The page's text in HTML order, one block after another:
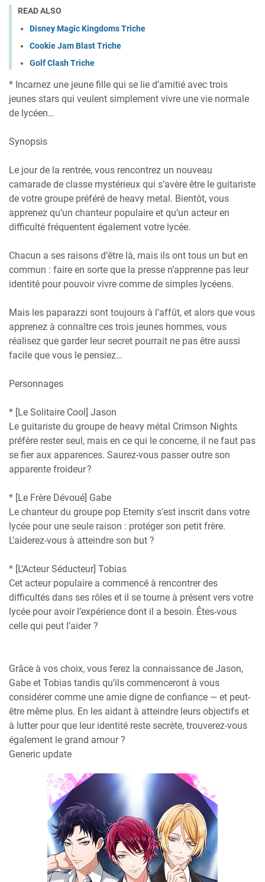
READ ALSO
Disney Magic Kingdoms Triche
Cookie Jam Blast Triche
Golf Clash Triche
* Incarnez une jeune fille qui se lie d’amitié avec trois
jeunes stars qui veulent simplement vivre une vie normale
de lycéen…
Synopsis
Le jour de la rentrée, vous rencontrez un nouveau
camarade de classe mystérieux qui s’avère être le guitariste
de votre groupe préféré de heavy metal. Bientôt, vous
apprenez qu’un chanteur populaire et qu’un acteur en
difficulté fréquentent également votre lycée.
Chacun a ses raisons d’être là, mais ils ont tous un but en
commun : faire en sorte que la presse n’apprenne pas leur
identité pour pouvoir vivre comme de simples lycéens.
Mais les paparazzi sont toujours à l’affût, et alors que vous
apprenez à connaître ces trois jeunes hommes, vous
réalisez que garder leur secret pourrait ne pas être aussi
facile que vous le pensiez…
Personnages
* [Le Solitaire Cool] Jason
Le guitariste du groupe de heavy métal Crimson Nights
préfère rester seul, mais en ce qui le concerne, il ne faut pas
se fier aux apparences. Saurez-vous passer outre son
apparente froideur ?
* [Le Frère Dévoué] Gabe
Le chanteur du groupe pop Eternity s’est inscrit dans votre
lycée pour une seule raison : protéger son petit frère.
L’aiderez-vous à atteindre son but ?
* [L’Acteur Séducteur] Tobias
Cet acteur populaire a commencé à rencontrer des
difficultés dans ses rôles et il se tourne à présent vers votre
lycée pour avoir l’expérience dont il a besoin. Êtes-vous
celle qui peut l’aider ?
Grâce à vos choix, vous ferez la connaissance de Jason,
Gabe et Tobias tandis qu’ils commenceront à vous
considérer comme une amie digne de confiance — et peut-
être même plus. En les aidant à atteindre leurs objectifs et
à lutter pour que leur identité reste secrète, trouverez-vous
également le grand amour ?
Generic update